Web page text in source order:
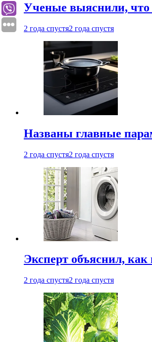
Ученые выяснили, что
2 года спустя2 года спустя
Названы главные
2 года спустя2 года спустя
Эксперт объяснил,
2 года спустя2 года спустя